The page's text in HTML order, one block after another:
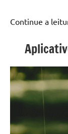
Continue a